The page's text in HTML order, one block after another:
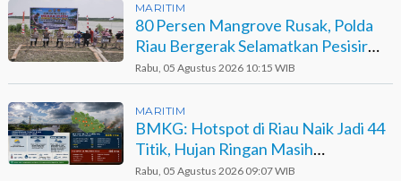
MARITIM
80 Persen Mangrove Rusak, Polda
Riau Bergerak Selamatkan Pesisir
Sinaboi
Rabu, 05 Agustus 2026 10:15 WIB
MARITIM
BMKG: Hotspot di Riau Naik Jadi 44
Titik, Hujan Ringan Masih
Berpotensi Terjadi
Rabu, 05 Agustus 2026 09:07 WIB